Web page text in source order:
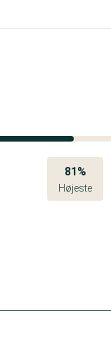
81%
Højeste